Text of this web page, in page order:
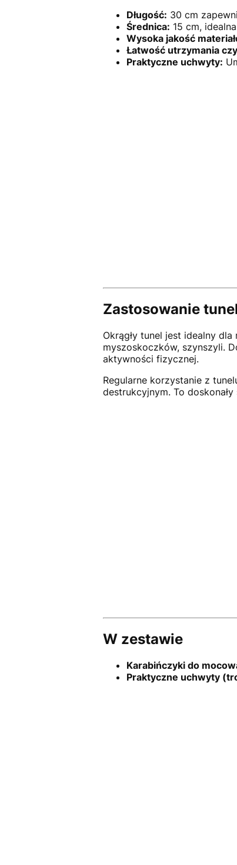
Długość: 30 cm
Średnica: 15 cm,
Wysoka jakość
Łatwość utrzymania
Praktyczne uchwyty:
Zastosowanie
Okrągły tunel jest idealny
myszoskoczków, szynszyli.
aktywności fizycznej.
Regularne korzystanie z
destrukcyjnym. To
W zestawie
Karabińczyki do
Praktyczne uchwyty